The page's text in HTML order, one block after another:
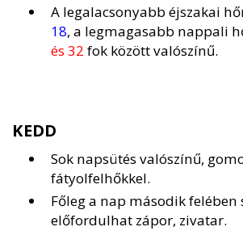
A legalacsonyabb éjszakai
18, a legmagasabb nappali
és 32 fok között valószínű.
KEDD
Sok napsütés valószínű,
fátyolfelhőkkel.
Főleg a nap második felében
előfordulhat zápor, zivatar.